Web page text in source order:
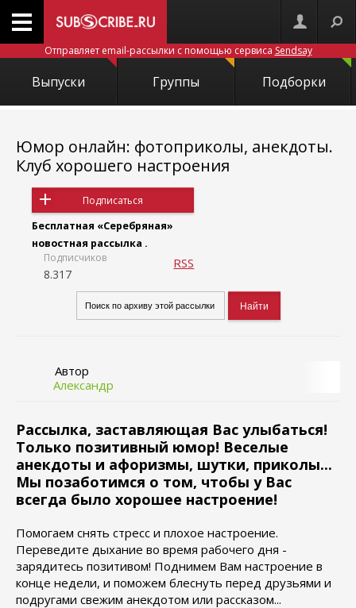
Отправляет email-рассылки с помощью сервиса Sendsay
Выпуски Группы Подборки
Юмор онлайн: фотоприколы, анекдоты.
Клуб хорошего настроения
Подписаться
Бесплатная «Серебряная»
новостная рассылка .
Подписчиков
8.317
RSS
Автор
Александр
Рассылка, заставляющая Вас улыбаться!
Только позитивный юмор! Веселые
анекдоты и афоризмы, шутки, приколы...
Мы позаботимся о том, чтобы у Вас
всегда было хорошее настроение!
Помогаем снять стресс и плохое настроение.
Переведите дыхание во время рабочего дня -
зарядитесь позитивом! Поднимем Вам настроение в
конце недели, и поможем блеснуть перед друзьями и
подругами свежим анекдотом или рассказом...